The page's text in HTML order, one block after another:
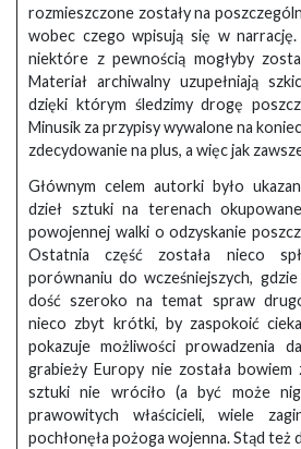
rozmieszczone zostały na
wobec czego wpisują się w
niektóre z pewnością mogłyby
Materiał archiwalny uzupełniają
dzięki którym śledzimy drogę
Minusik za przypisy wywalone na
zdecydowanie na plus, a więc jak
Głównym celem autorki było
dzieł sztuki na terenach
powojennej walki o odzyskanie
Ostatnia część została nieco
porównaniu do wcześniejszych,
dość szeroko na temat spraw
nieco zbyt krótki, by zaspokoić
pokazuje możliwości prowadzenia
grabieży Europy nie została bowiem
sztuki nie wróciło (a być może
prawowitych właścicieli, wiele
pochłonęła pożoga wojenna. Stąd też